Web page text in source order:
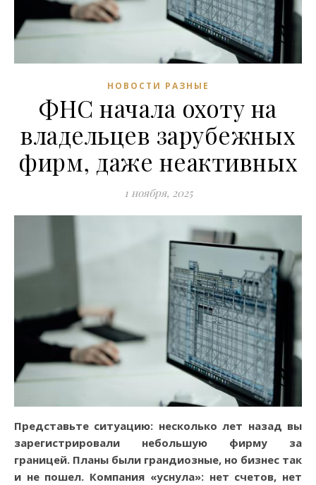
НОВОСТИ РАЗНЫЕ
ФНС начала охоту на
владельцев зарубежных
фирм, даже неактивных
1 ноября, 2025
Представьте ситуацию: несколько лет назад вы
зарегистрировали небольшую фирму за
границей. Планы были грандиозные, но бизнес так
и не пошел. Компания «уснула»: нет счетов, нет